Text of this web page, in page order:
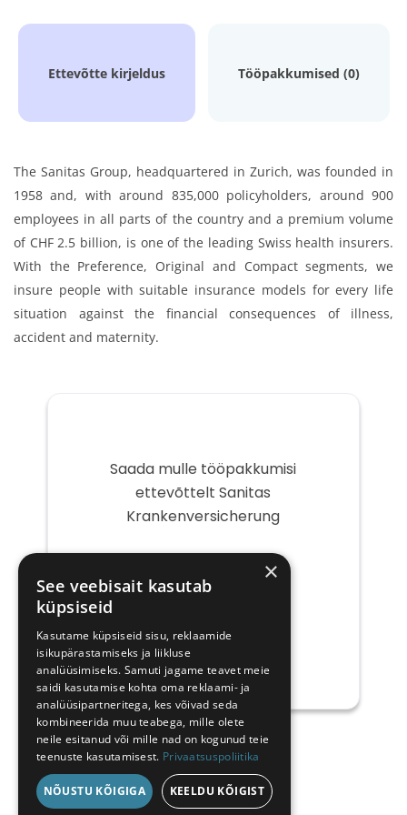
Ettevõtte kirjeldus Tööpakkumised (0)
The Sanitas Group, headquartered in Zurich, was founded in
1958 and, with around 835,000 policyholders, around 900
employees in all parts of the country and a premium volume
of CHF 2.5 billion, is one of the leading Swiss health insurers.
With the Preference, Original and Compact segments, we
insure people with suitable insurance models for every life
situation against the financial consequences of illness,
accident and maternity.
Saada mulle tööpakkumisi
ettevõttelt Sanitas
Krankenversicherung
post
×
See veebisait kasutab
küpsiseid
Kasutame küpsiseid sisu, reklaamide
isikupärastamiseks ja liikluse
analüüsimiseks. Samuti jagame teavet meie
saidi kasutamise kohta oma reklaami- ja
analüüsipartneritega, kes võivad seda
kombineerida muu teabega, mille olete
neile esitanud või mille nad on kogunud teie
teenuste kasutamisest. Privaatsuspoliitika
NÕUSTU KÕIGIGA KEELDU KÕIGIST